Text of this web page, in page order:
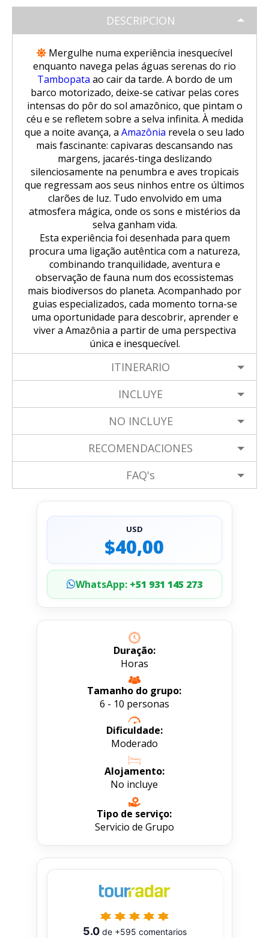
Aventura Inca
Nascer do sol em Cusco visto de um
balão de ar quente.
Excursão ao Vulcão Chachani (2
Montanha
Excursão ao Cânion do Colca com
Conexão Taquile 3D/2N
Excursão Sillustani Chullpas saindo
de Puno
Passeio pela Ilha dos Uros,
Amantaní e Taquile
Tour Salar de Uyuni de Bicicleta
Tour Salar de Uyuni 2 Dias / 1 Noite
Tour Salar de Uyuni 3 Dias / 2
Noites
para Machu Picchu
Trilha Salkantay 3D | Alta
montanha e selva – Machu Picchu
Huchuy Qosqo Trek 3D/2N | Machu
Picchu
Tour Machu Picchu, Montanha das
Cores e Lagoa Humantay 3 dias
SALKANTAY
Natureza, cultura viva
Trilha Salkantay 4D | Rota Ancestral
para Machu Picchu
Trilha Salkantay 2D | Caminhada na
montanha
Trilha Salkantay 3D | Alta
montanha e selva – Machu Picchu
Excursão de 1 dia a Machu Picchu /
Saindo de Cusco
BLOG
CONTACTANOS
DESCRIPCION
Mergulhe numa experiência inesquecível
enquanto navega pelas águas serenas do rio
Tambopata ao cair da tarde. A bordo de um
barco motorizado, deixe-se cativar pelas cores
intensas do pôr do sol amazônico, que pintam o
céu e se refletem sobre a selva infinita. À medida
que a noite avança, a Amazônia revela o seu lado
mais fascinante: capivaras descansando nas
margens, jacarés-tinga deslizando
silenciosamente na penumbra e aves tropicais
que regressam aos seus ninhos entre os últimos
clarões de luz. Tudo envolvido em uma
atmosfera mágica, onde os sons e mistérios da
selva ganham vida.
Esta experiência foi desenhada para quem
procura uma ligação autêntica com a natureza,
combinando tranquilidade, aventura e
observação de fauna num dos ecossistemas
mais biodiversos do planeta. Acompanhado por
guias especializados, cada momento torna-se
uma oportunidade para descobrir, aprender e
viver a Amazônia a partir de uma perspectiva
única e inesquecível.
ITINERARIO
INCLUYE
NO INCLUYE
RECOMENDACIONES
FAQ's
USD
$40,00
WhatsApp:+51 931 145 273
Duração:
Horas
Tamanho do grupo:
6 - 10 personas
Dificuldade:
Moderado
Alojamento:
No incluye
Tipo de serviço:
Servicio de Grupo
5.0de +595 comentarios